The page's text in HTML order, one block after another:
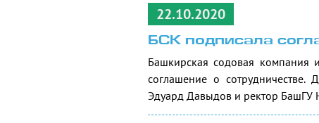
22.10.2020
БСК подписала
Башкирская содовая компания
соглашение о
Эдуард Давыдов и ректор БашГУ